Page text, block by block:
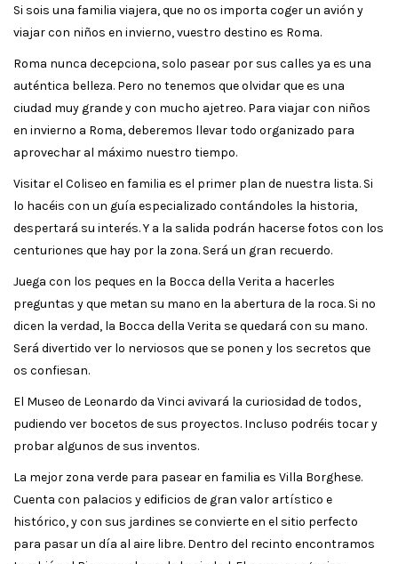
Si sois una familia viajera, que no os importa coger un avión y
viajar con niños en invierno, vuestro destino es Roma.
Roma nunca decepciona, solo pasear por sus calles ya es una
auténtica belleza. Pero no tenemos que olvidar que es una
ciudad muy grande y con mucho ajetreo. Para viajar con niños
en invierno a Roma, deberemos llevar todo organizado para
aprovechar al máximo nuestro tiempo.
Visitar el Coliseo en familia es el primer plan de nuestra lista. Si
lo hacéis con un guía especializado contándoles la historia,
despertará su interés. Y a la salida podrán hacerse fotos con los
centuriones que hay por la zona. Será un gran recuerdo.
Juega con los peques en la Bocca della Verita a hacerles
preguntas y que metan su mano en la abertura de la roca. Si no
dicen la verdad, la Bocca della Verita se quedará con su mano.
Será divertido ver lo nerviosos que se ponen y los secretos que
os confiesan.
El Museo de Leonardo da Vinci avivará la curiosidad de todos,
pudiendo ver bocetos de sus proyectos. Incluso podréis tocar y
probar algunos de sus inventos.
La mejor zona verde para pasear en familia es Villa Borghese.
Cuenta con palacios y edificios de gran valor artístico e
histórico, y con sus jardines se convierte en el sitio perfecto
para pasar un día al aire libre. Dentro del recinto encontramos